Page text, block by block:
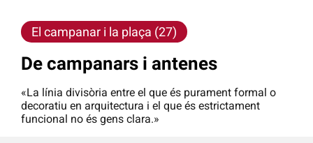
El campanar i la plaça (27)
De campanars i antenes
«La línia divisòria entre el que és purament formal o
decoratiu en arquitectura i el que és estrictament
funcional no és gens clara.»